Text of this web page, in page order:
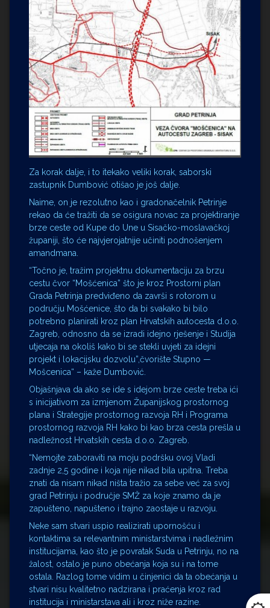
Za korak dalje, i to itekako veliki korak, saborski
zastupnik Dumbović otišao je još dalje.
Naime, on je rezolutno kao i gradonačelnik Petrinje
rekao da će tražiti da se osigura novac za projektiranje
brze ceste od Kupe do Une u Sisačko-moslavačkoj
županiji, što će najvjerojatnije učiniti podnošenjem
amandmana.
“Točno je, tražim projektnu dokumentaciju za brzu
cestu čvor “Mošćenica” što je kroz Prostorni plan
Grada Petrinja predviđeno da završi s rotorom u
području Mošćenice, što da bi svakako bi bilo
potrebno planirati kroz plan Hrvatskih autocesta d.o.o.
Zagreb, odnosno da se izradi idejno rješenje i Studija
utjecaja na okoliš kako bi se stekli uvjeti za idejni
projekt i lokacijsku dozvolu”,čvorište Stupno —
Mošcenica“ – kaže Dumbović.
Objašnjava da ako se ide s idejom brze ceste treba ići
s inicijativom za izmjenom Županijskog prostornog
plana i Strategije prostornog razvoja RH i Programa
prostornog razvoja RH kako bi kao brza cesta prešla u
nadležnost Hrvatskih cesta d.o.o. Zagreb.
“Nemojte zaboraviti na moju podršku ovoj Vladi
zadnje 2,5 godine i koja nije nikad bila upitna. Treba
znati da nisam nikad ništa tražio za sebe već za svoj
grad Petrinju i područje SMŽ za koje znamo da je
zapušteno, napušteno i trajno zaostaje u razvoju.
Neke sam stvari uspio realizirati upornošću i
kontaktima sa relevantnim ministarstvima i nadležnim
institucijama, kao što je povratak Suda u Petrinju, no na
žalost, ostalo je puno obećanja koja su i na tome
ostala. Razlog tome vidim u činjenici da ta obećanja u
stvari nisu kvalitetno nadzirana i praćenja kroz rad
institucija i ministarstava ali i kroz niže razine.